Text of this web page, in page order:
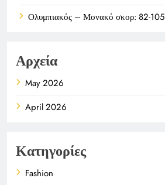
Ολυμπιακός – Μονακό σκορ: 82-105
Αρχεία
May 2026
April 2026
Κατηγορίες
Fashion